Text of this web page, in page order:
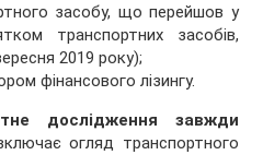
засобу, що перейшов у
транспортних засобів,
2019 року);
фінансового лізингу.
дослідження завжди
огляд транспортного